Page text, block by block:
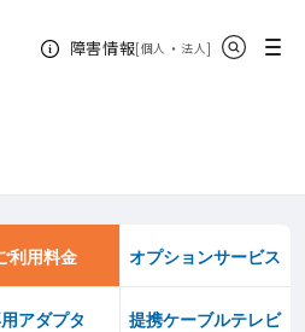
障害情報[個人 ・ 法人新規ウィンドウ
]
ュー
用料金
利用料金 オプションサービス
アダプタ
提携ケーブルテレビ